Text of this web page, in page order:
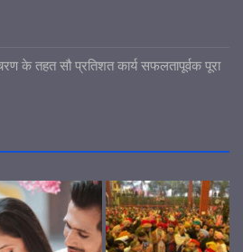
के तहत सौ प्रतिशत कार्य सफलतापूर्वक पूरा